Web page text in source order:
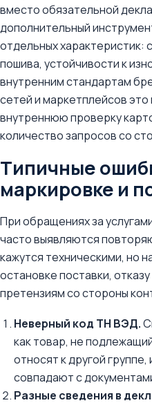
вместо обязательной
дополнительный
отдельных характеристик:
пошива, устойчивости к
внутренним стандартам
сетей и маркетплейсов
внутреннюю проверку
количество запросов со
Типичные
маркировке и
При обращениях за
часто выявляются
кажутся техническими, но
остановке поставки,
претензиям со стороны
Неверный код ТН ВЭД.
как товар, не
относят к другой
совпадают с
Разные сведения в